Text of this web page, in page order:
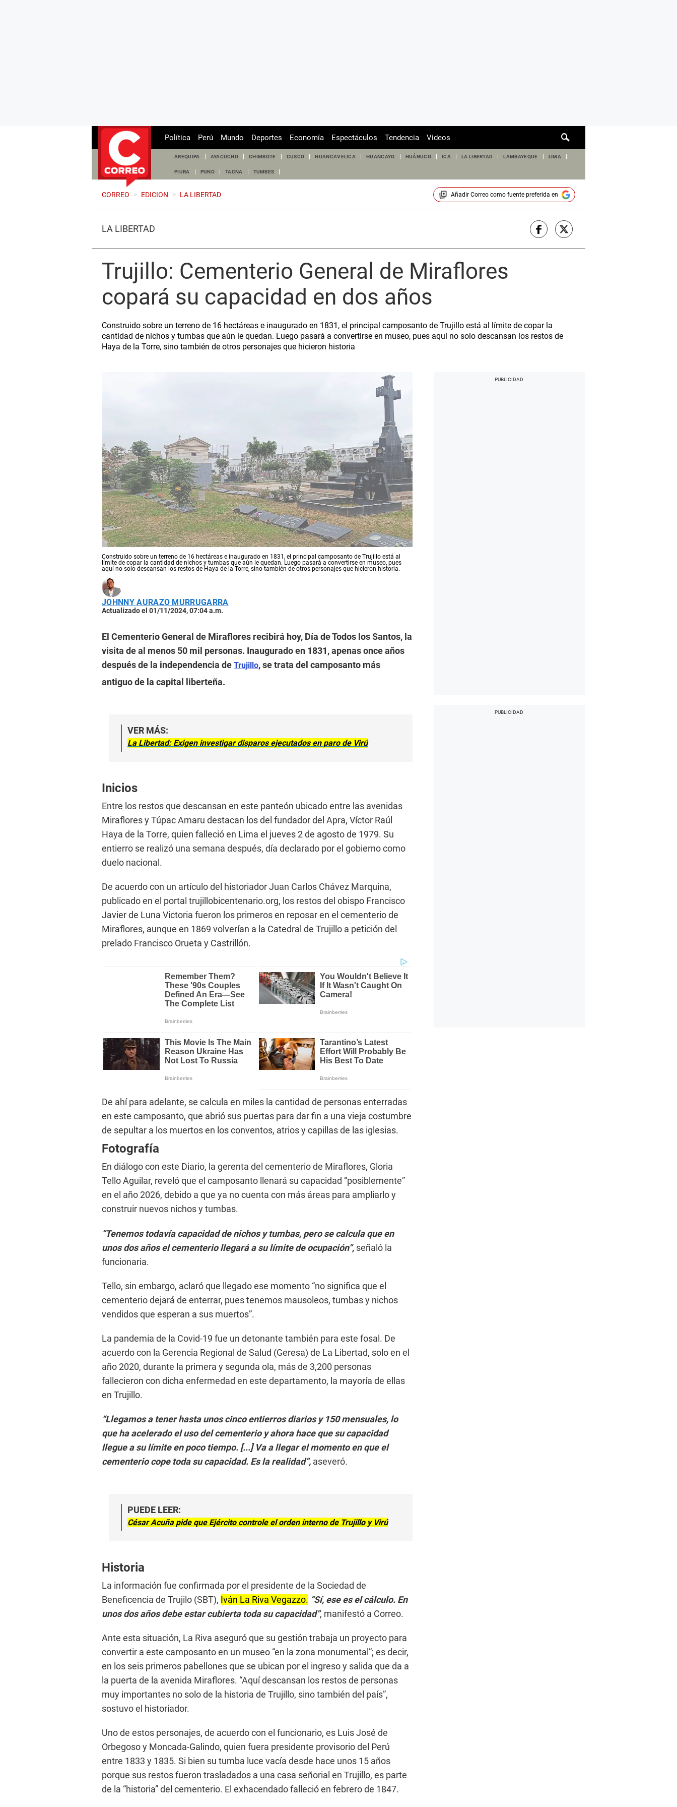
de
Política Perú Mundo Deportes Economía Espectáculos Tendencia Videos
AREQUIPA AYACUCHO CHIMBOTE CUSCO HUANCAVELICA HUANCAYO HUÁNUCO ICA LA LIBERTAD LAMBAYEQUE LIMA
PIURA PUNO TACNA TUMBES
CORREO > EDICION > LA LIBERTAD Añadir Correocomo fuente preferida en
LA LIBERTAD
Trujillo: Cementerio General de Miraflores
copará su capacidad en dos años
Construido sobre un terreno de 16 hectáreas e inaugurado en 1831, el principal camposanto de Trujillo está al límite de copar la
cantidad de nichos y tumbas que aún le quedan. Luego pasará a convertirse en museo, pues aquí no solo descansan los restos de
Haya de la Torre, sino también de otros personajes que hicieron historia
Construido sobre un terreno de 16 hectáreas e inaugurado en 1831, el principal camposanto de Trujillo está al
límite de copar la cantidad de nichos y tumbas que aún le quedan. Luego pasará a convertirse en museo, pues
aquí no solo descansan los restos de Haya de la Torre, sino también de otros personajes que hicieron historia.
JOHNNY AURAZO MURRUGARRA
Actualizado el 01/11/2024, 07:04 a.m.
El Cementerio General de Miraflores recibirá hoy, Día de Todos los Santos, la
visita de al menos 50 mil personas. Inaugurado en 1831, apenas once años
después de la independencia de Trujillo, se trata del camposanto más
antiguo de la capital liberteña.
VER MÁS:
La Libertad: Exigen investigar disparos ejecutados en paro de Virú
Inicios
Entre los restos que descansan en este panteón ubicado entre las avenidas
Miraflores y Túpac Amaru destacan los del fundador del Apra, Víctor Raúl
Haya de la Torre, quien falleció en Lima el jueves 2 de agosto de 1979. Su
entierro se realizó una semana después, día declarado por el gobierno como
duelo nacional.
De acuerdo con un artículo del historiador Juan Carlos Chávez Marquina,
publicado en el portal trujillobicentenario.org, los restos del obispo Francisco
Javier de Luna Victoria fueron los primeros en reposar en el cementerio de
Miraflores, aunque en 1869 volverían a la Catedral de Trujillo a petición del
prelado Francisco Orueta y Castrillón.
De ahí para adelante, se calcula en miles la cantidad de personas enterradas
en este camposanto, que abrió sus puertas para dar fin a una vieja costumbre
de sepultar a los muertos en los conventos, atrios y capillas de las iglesias.
Fotografía
En diálogo con este Diario, la gerenta del cementerio de Miraflores, Gloria
Tello Aguilar, reveló que el camposanto llenará su capacidad “posiblemente”
en el año 2026, debido a que ya no cuenta con más áreas para ampliarlo y
construir nuevos nichos y tumbas.
“Tenemos todavía capacidad de nichos y tumbas, pero se calcula que en
unos dos años el cementerio llegará a su límite de ocupación”, señaló la
funcionaria.
Tello, sin embargo, aclaró que llegado ese momento “no significa que el
cementerio dejará de enterrar, pues tenemos mausoleos, tumbas y nichos
vendidos que esperan a sus muertos”.
La pandemia de la Covid-19 fue un detonante también para este fosal. De
acuerdo con la Gerencia Regional de Salud (Geresa) de La Libertad, solo en el
año 2020, durante la primera y segunda ola, más de 3,200 personas
fallecieron con dicha enfermedad en este departamento, la mayoría de ellas
en Trujillo.
“Llegamos a tener hasta unos cinco entierros diarios y 150 mensuales, lo
que ha acelerado el uso del cementerio y ahora hace que su capacidad
llegue a su límite en poco tiempo. [...] Va a llegar el momento en que el
cementerio cope toda su capacidad. Es la realidad”, aseveró.
PUEDE LEER:
César Acuña pide que Ejército controle el orden interno de Trujillo y Virú
Historia
La información fue confirmada por el presidente de la Sociedad de
Beneficencia de Trujilo (SBT), Iván La Riva Vegazzo. “Sí, ese es el cálculo. En
unos dos años debe estar cubierta toda su capacidad”, manifestó a Correo.
Ante esta situación, La Riva aseguró que su gestión trabaja un proyecto para
convertir a este camposanto en un museo “en la zona monumental”; es decir,
en los seis primeros pabellones que se ubican por el ingreso y salida que da a
la puerta de la avenida Miraflores. “Aquí descansan los restos de personas
muy importantes no solo de la historia de Trujillo, sino también del país”,
sostuvo el historiador.
Uno de estos personajes, de acuerdo con el funcionario, es Luis José de
Orbegoso y Moncada-Galindo, quien fuera presidente provisorio del Perú
entre 1833 y 1835. Si bien su tumba luce vacía desde hace unos 15 años
porque sus restos fueron trasladados a una casa señorial en Trujillo, es parte
de la “historia” del cementerio. El exhacendado falleció en febrero de 1847.